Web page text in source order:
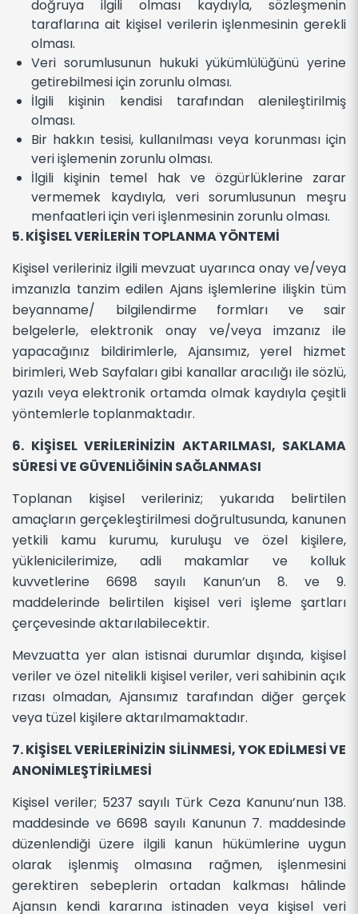
doğruya ilgili olması kaydıyla, sözleşmenin
taraflarına ait kişisel verilerin işlenmesinin gerekli
olması.
Veri sorumlusunun hukuki yükümlülüğünü yerine
getirebilmesi için zorunlu olması.
İlgili kişinin kendisi tarafından alenileştirilmiş
olması.
Bir hakkın tesisi, kullanılması veya korunması için
veri işlemenin zorunlu olması.
İlgili kişinin temel hak ve özgürlüklerine zarar
vermemek kaydıyla, veri sorumlusunun meşru
menfaatleri için veri işlenmesinin zorunlu olması.
5. KİŞİSEL VERİLERİN TOPLANMA YÖNTEMİ
Kişisel verileriniz ilgili mevzuat uyarınca onay ve/veya
imzanızla tanzim edilen Ajans işlemlerine ilişkin tüm
beyanname/ bilgilendirme formları ve sair
belgelerle, elektronik onay ve/veya imzanız ile
yapacağınız bildirimlerle, Ajansımız, yerel hizmet
birimleri, Web Sayfaları gibi kanallar aracılığı ile sözlü,
yazılı veya elektronik ortamda olmak kaydıyla çeşitli
yöntemlerle toplanmaktadır.
6. KİŞİSEL VERİLERİNİZİN AKTARILMASI, SAKLAMA
SÜRESİ VE GÜVENLİĞİNİN SAĞLANMASI
Toplanan kişisel verileriniz; yukarıda belirtilen
amaçların gerçekleştirilmesi doğrultusunda, kanunen
yetkili kamu kurumu, kuruluşu ve özel kişilere,
yüklenicilerimize, adli makamlar ve kolluk
kuvvetlerine 6698 sayılı Kanun’un 8. ve 9.
maddelerinde belirtilen kişisel veri işleme şartları
çerçevesinde aktarılabilecektir.
Mevzuatta yer alan istisnai durumlar dışında, kişisel
veriler ve özel nitelikli kişisel veriler, veri sahibinin açık
rızası olmadan, Ajansımız tarafından diğer gerçek
veya tüzel kişilere aktarılmamaktadır.
7. KİŞİSEL VERİLERİNİZİN SİLİNMESİ, YOK EDİLMESİ VE
ANONİMLEŞTİRİLMESİ
Kişisel veriler; 5237 sayılı Türk Ceza Kanunu’nun 138.
maddesinde ve 6698 sayılı Kanunun 7. maddesinde
düzenlendiği üzere ilgili kanun hükümlerine uygun
olarak işlenmiş olmasına rağmen, işlenmesini
gerektiren sebeplerin ortadan kalkması hâlinde
Ajansın kendi kararına istinaden veya kişisel veri